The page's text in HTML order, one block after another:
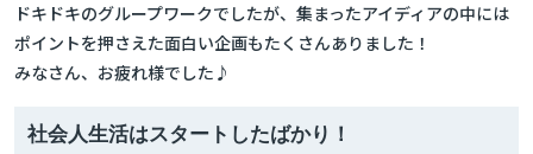
ドキドキのグループワークでしたが、集まったアイディアの中には
ポイントを押さえた面白い企画もたくさんありました！
みなさん、お疲れ様でした♪
社会人生活はスタートしたばかり！